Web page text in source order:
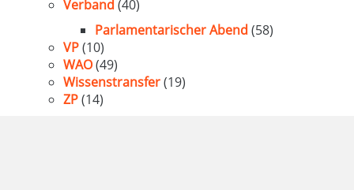
Verband (40)
Parlamentarischer Abend (58)
VP(10)
WAO(49)
Wissenstransfer(19)
ZP(14)